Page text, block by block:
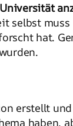
Universität
selbst muss
hat.
erstellt
haben,